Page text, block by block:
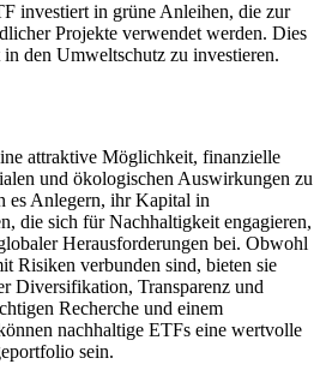
investiert in grüne Anleihen, die zur
Projekte verwendet werden. Dies
den Umweltschutz zu investieren.
attraktive Möglichkeit, finanzielle
und ökologischen Auswirkungen zu
es Anlegern, ihr Kapital in
die sich für Nachhaltigkeit engagieren,
Herausforderungen bei. Obwohl
Risiken verbunden sind, bieten sie
Diversifikation, Transparenz und
Recherche und einem
nachhaltige ETFs eine wertvolle
sein.